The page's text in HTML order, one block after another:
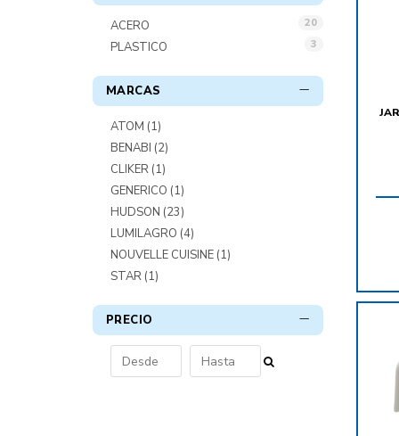
ACERO 20
PLASTICO 3
MARCAS
ATOM (1)
BENABI (2)
CLIKER (1)
GENERICO (1)
HUDSON (23)
LUMILAGRO (4)
NOUVELLE CUISINE (1)
STAR (1)
PRECIO